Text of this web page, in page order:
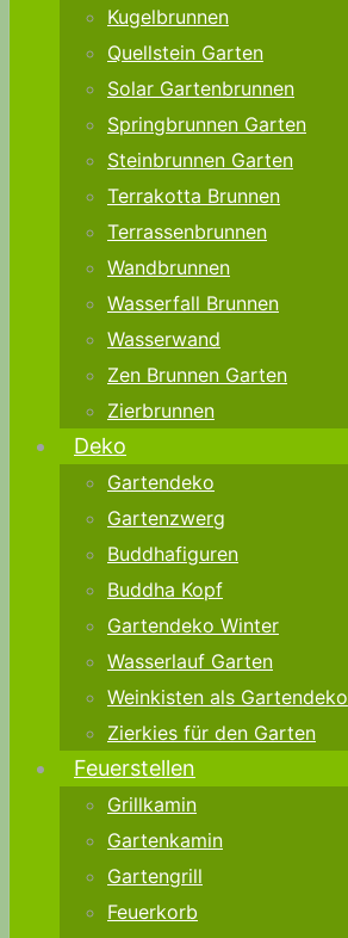
Kugelbrunnen
Quellstein Garten
Solar Gartenbrunnen
Springbrunnen Garten
Steinbrunnen Garten
Terrakotta Brunnen
Terrassenbrunnen
Wandbrunnen
Wasserfall Brunnen
Wasserwand
Zen Brunnen Garten
Zierbrunnen
Deko
Gartendeko
Gartenzwerg
Buddhafiguren
Buddha Kopf
Gartendeko Winter
Wasserlauf Garten
Weinkisten als Gartendeko
Zierkies für den Garten
Feuerstellen
Grillkamin
Gartenkamin
Gartengrill
Feuerkorb